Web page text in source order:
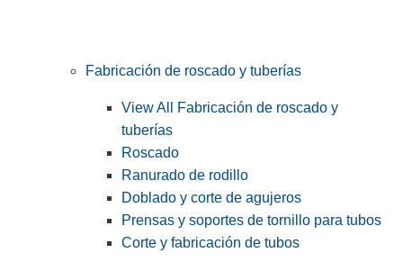
Fabricación de roscado y tuberías
View All Fabricación de roscado y
tuberías
Roscado
Ranurado de rodillo
Doblado y corte de agujeros
Prensas y soportes de tornillo para tubos
Corte y fabricación de tubos